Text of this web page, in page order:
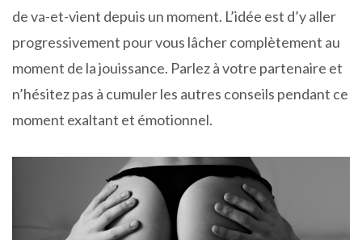
de va-et-vient depuis un moment. L’idée est d’y aller
progressivement pour vous lâcher complètement au
moment de la jouissance. Parlez à votre partenaire et
n’hésitez pas à cumuler les autres conseils pendant ce
moment exaltant et émotionnel.